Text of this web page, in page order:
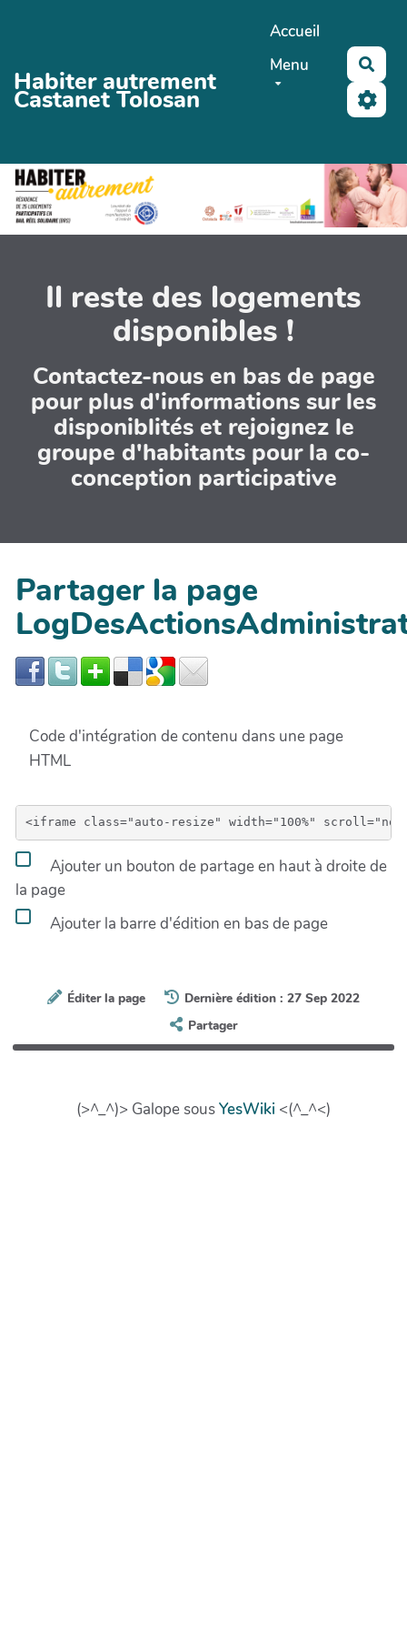
Habiter autrement
Castanet Tolosan
Accueil
Menu
Il reste des logements
disponibles !
Contactez-nous en bas de page
pour plus d'informations sur les
disponiblités et rejoignez le
groupe d'habitants pour la co-
conception participative
Partager la page
Code d'intégration de contenu dans une page
HTML
Ajouter un bouton de partage en haut à droite de
la page
Ajouter la barre d'édition en bas de page
Éditer la page
Dernière édition : 27 Sep 2022
Partager
(>^_^)> Galope sousYesWiki <(^_^<)